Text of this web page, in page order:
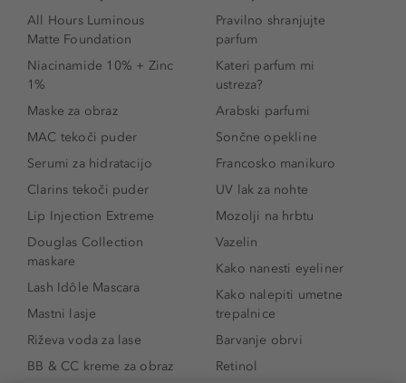
All Hours Luminous
Matte Foundation
Niacinamide 10% + Zinc
1%
Maske za obraz
MAC tekoči puder
Serumi za hidratacijo
Clarins tekoči puder
Lip Injection Extreme
Douglas Collection
maskare
Lash Idôle Mascara
Mastni lasje
Riževa voda za lase
BB & CC kreme za obraz
Pravilno shranjujte
parfum
Kateri parfum mi
ustreza?
Arabski parfumi
Sončne opekline
Francosko manikuro
UV lak za nohte
Mozolji na hrbtu
Vazelin
Kako nanesti eyeliner
Kako nalepiti umetne
trepalnice
Barvanje obrvi
Retinol